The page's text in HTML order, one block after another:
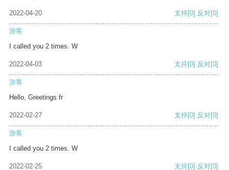
2022-04-20 支持[0] 反对[0]
游客
I called you 2 times. W
2022-04-03 支持[0] 反对[0]
游客
Hello, Greetings fr
2022-02-27 支持[0] 反对[0]
游客
I called you 2 times. W
2022-02-25 支持[0] 反对[0]